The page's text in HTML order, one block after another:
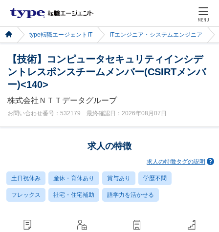
MENU
type転職エージェントIT ITエンジニア・システムエンジニア
【技術】コンピュータセキュリティインシデ
ントレスポンスチームメンバー(CSIRTメンバ
ー)<140>
株式会社ＮＴＴデータグループ
お問い合わせ番号：532179 最終確認日：2026年08月07日
求人の特徴
求人の特徴タグの説明
土日祝休み 産休・育休あり 賞与あり 学歴不問
フレックス 社宅・住宅補助 語学力を活かせる